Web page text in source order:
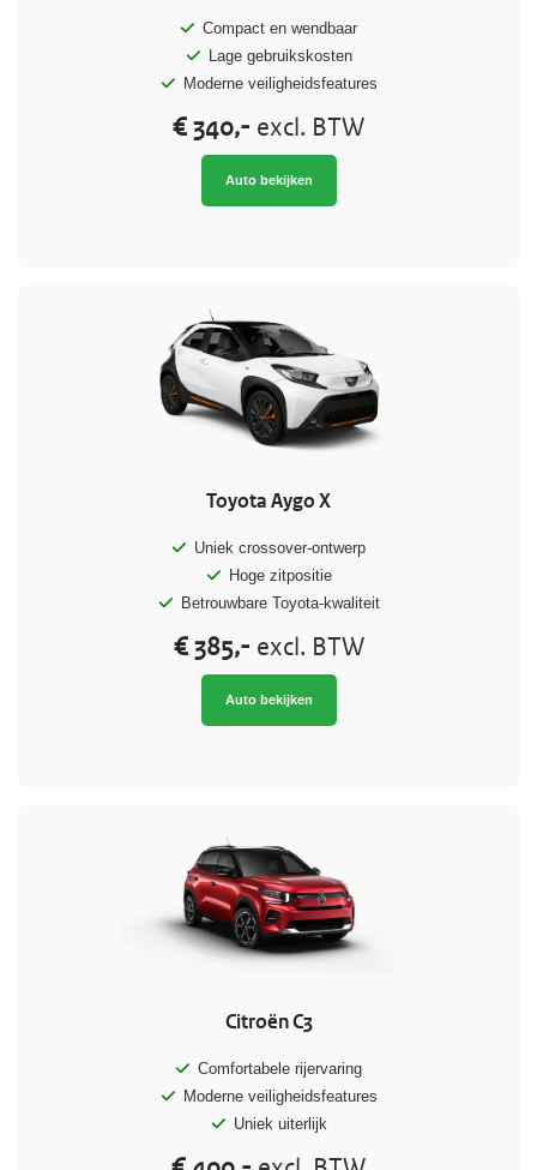
Compact en wendbaar
Lage gebruikskosten
Moderne veiligheidsfeatures
€ 340,- excl. BTW
Auto bekijken
Toyota Aygo X
Uniek crossover-ontwerp
Hoge zitpositie
Betrouwbare Toyota-kwaliteit
€ 385,- excl. BTW
Auto bekijken
Citroën C3
Comfortabele rijervaring
Moderne veiligheidsfeatures
Uniek uiterlijk